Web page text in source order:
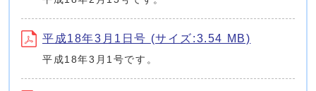
平成18年3月1日号 (サイズ:3.54 MB)
平成18年3月1号です。